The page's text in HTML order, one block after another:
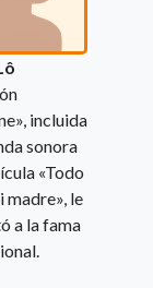
incluida
sonora
«Todo
madre», le
a la fama